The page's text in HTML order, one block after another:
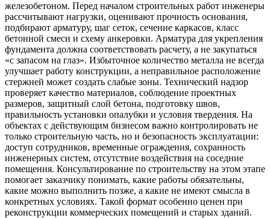
железобетоном. Перед началом строительных работ инженеры
рассчитывают нагрузки, оценивают прочность основания,
подбирают арматуру, шаг сеток, сечение каркасов, класс
бетонной смеси и схему анкеровки. Арматура для укрепления
фундамента должна соответствовать расчету, а не закупаться
«с запасом на глаз». Избыточное количество металла не всегда
улучшает работу конструкции, а неправильное расположение
стержней может создать слабые зоны. Технический надзор
проверяет качество материалов, соблюдение проектных
размеров, защитный слой бетона, подготовку швов,
правильность установки опалубки и условия твердения. На
объектах с действующим бизнесом важно контролировать не
только строительную часть, но и безопасность эксплуатации:
доступ сотрудников, временные ограждения, сохранность
инженерных систем, отсутствие воздействия на соседние
помещения. Консультирование по строительству на этом этапе
помогает заказчику понимать, какие работы обязательны,
какие можно выполнить позже, а какие не имеют смысла в
конкретных условиях. Такой формат особенно ценен при
реконструкции коммерческих помещений и старых зданий.